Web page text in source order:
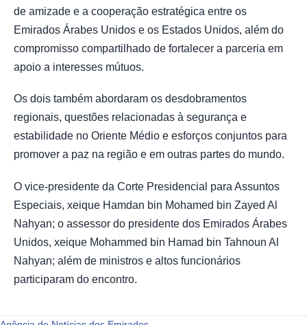
de amizade e a cooperação estratégica entre os
Emirados Árabes Unidos e os Estados Unidos, além do
compromisso compartilhado de fortalecer a parceria em
apoio a interesses mútuos.
Os dois também abordaram os desdobramentos
regionais, questões relacionadas à segurança e
estabilidade no Oriente Médio e esforços conjuntos para
promover a paz na região e em outras partes do mundo.
O vice-presidente da Corte Presidencial para Assuntos
Especiais, xeique Hamdan bin Mohamed bin Zayed Al
Nahyan; o assessor do presidente dos Emirados Árabes
Unidos, xeique Mohammed bin Hamad bin Tahnoun Al
Nahyan; além de ministros e altos funcionários
participaram do encontro.